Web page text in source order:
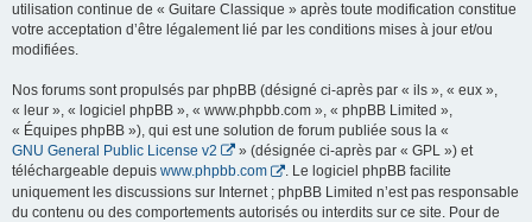
utilisation continue de « Guitare Classique » après toute modification constitue
votre acceptation d’être légalement lié par les conditions mises à jour et/ou
modifiées.
Nos forums sont propulsés par phpBB (désigné ci-après par « ils », « eux »,
« leur », « logiciel phpBB », « www.phpbb.com », « phpBB Limited »,
« Équipes phpBB »), qui est une solution de forum publiée sous la «
GNU General Public License v2
» (désignée ci-après par « GPL ») et
téléchargeable depuis www.phpbb.com
. Le logiciel phpBB facilite
uniquement les discussions sur Internet ; phpBB Limited n’est pas responsable
du contenu ou des comportements autorisés ou interdits sur ce site. Pour de